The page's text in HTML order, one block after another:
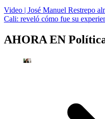
Video | José Manuel Restrepo
Cali: reveló cómo fue su
AHORA EN